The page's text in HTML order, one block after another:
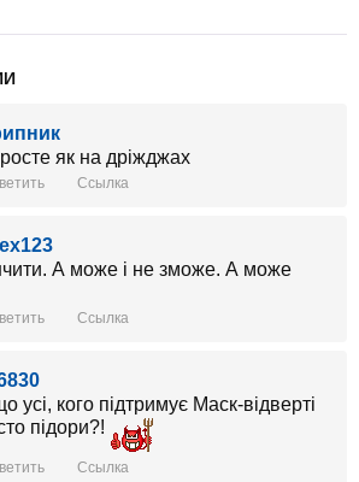
як на дріжджах
Ссылка
А може і не зможе. А може
Ссылка
усі, кого підтримує Маск-відверті
підори?!
Ссылка